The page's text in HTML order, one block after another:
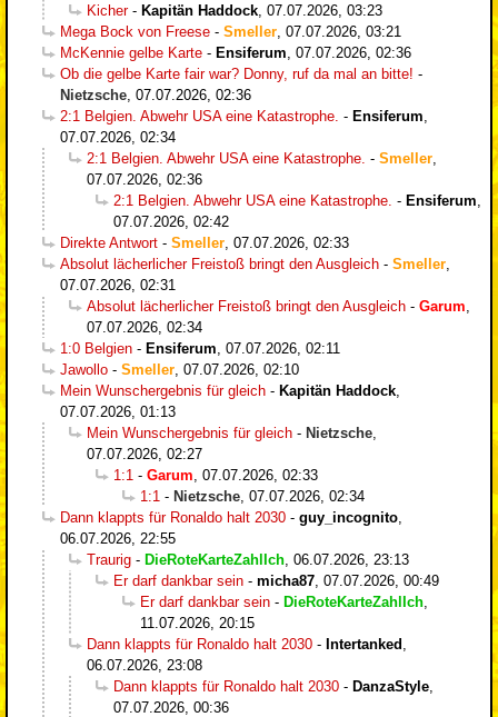
Kicher- Kapitän Haddock 07.07.2026, 03:23
Mega Bock von Freese - Smeller 07.07.2026, 03:21
McKennie gelbe Karte - Ensiferum 07.07.2026, 02:36
Ob die gelbe Karte fair war? Donny, ruf da mal an bitte! -
Nietzsche 07.07.2026, 02:36
2:1 Belgien. Abwehr USA eine Katastrophe. - Ensiferum
07.07.2026, 02:34
2:1 Belgien. Abwehr USA eine Katastrophe. - Smeller
07.07.2026, 02:36
2:1 Belgien. Abwehr USA eine Katastrophe. - Ensiferum
07.07.2026, 02:42
Direkte Antwort - Smeller 07.07.2026, 02:33
Absolut lächerlicher Freistoß bringt den Ausgleich - Smeller
07.07.2026, 02:31
Absolut lächerlicher Freistoß bringt den Ausgleich - Garum
07.07.2026, 02:34
1:0 Belgien - Ensiferum 07.07.2026, 02:11
Jawollo - Smeller 07.07.2026, 02:10
Mein Wunschergebnis für gleich - Kapitän Haddock
07.07.2026, 01:13
Mein Wunschergebnis für gleich - Nietzsche
07.07.2026, 02:27
1:1 - Garum 07.07.2026, 02:33
1:1 - Nietzsche 07.07.2026, 02:34
Dann klappts für Ronaldo halt 2030 - guy_incognito
06.07.2026, 22:55
Traurig - DieRoteKarteZahlIch 06.07.2026, 23:13
Er darf dankbar sein - micha87 07.07.2026, 00:49
Er darf dankbar sein - DieRoteKarteZahlIch
11.07.2026, 20:15
Dann klappts für Ronaldo halt 2030 - Intertanked
06.07.2026, 23:08
Dann klappts für Ronaldo halt 2030 - DanzaStyle
07.07.2026, 00:36